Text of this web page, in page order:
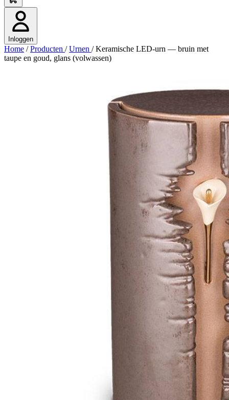
Inloggen
Home / Producten / Urnen / Keramische LED-urn — bruin met
taupe en goud, glans (volwassen)